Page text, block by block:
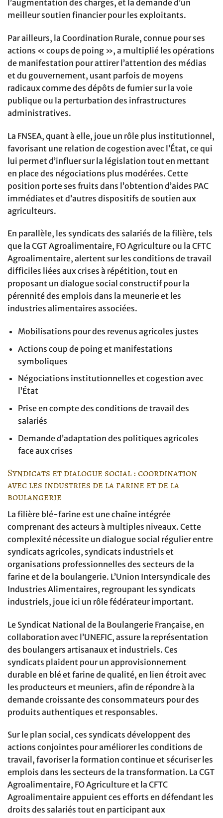
l’augmentation des charges, et la demande d’un
meilleur soutien financier pour les exploitants.
Par ailleurs, la Coordination Rurale, connue pour ses
actions « coups de poing », a multiplié les opérations
de manifestation pour attirer l’attention des médias
et du gouvernement, usant parfois de moyens
radicaux comme des dépôts de fumier sur la voie
publique ou la perturbation des infrastructures
administratives.
La FNSEA, quant à elle, joue un rôle plus institutionnel,
favorisant une relation de cogestion avec l’État, ce qui
lui permet d’influer sur la législation tout en mettant
en place des négociations plus modérées. Cette
position porte ses fruits dans l’obtention d’aides PAC
immédiates et d’autres dispositifs de soutien aux
agriculteurs.
En parallèle, les syndicats des salariés de la filière, tels
que la CGT Agroalimentaire, FO Agriculture ou la CFTC
Agroalimentaire, alertent sur les conditions de travail
difficiles liées aux crises à répétition, tout en
proposant un dialogue social constructif pour la
pérennité des emplois dans la meunerie et les
industries alimentaires associées.
Mobilisations pour des revenus agricoles justes
Actions coup de poing et manifestations
symboliques
Négociations institutionnelles et cogestion avec
l’État
Prise en compte des conditions de travail des
salariés
Demande d’adaptation des politiques agricoles
face aux crises
Syndicats et dialogue social : coordination
avec les industries de la farine et de la
boulangerie
La filière blé-farine est une chaîne intégrée
comprenant des acteurs à multiples niveaux. Cette
complexité nécessite un dialogue social régulier entre
syndicats agricoles, syndicats industriels et
organisations professionnelles des secteurs de la
farine et de la boulangerie. L’Union Intersyndicale des
Industries Alimentaires, regroupant les syndicats
industriels, joue ici un rôle fédérateur important.
Le Syndicat National de la Boulangerie Française, en
collaboration avec l’UNEFIC, assure la représentation
des boulangers artisanaux et industriels. Ces
syndicats plaident pour un approvisionnement
durable en blé et farine de qualité, en lien étroit avec
les producteurs et meuniers, afin de répondre à la
demande croissante des consommateurs pour des
produits authentiques et responsables.
Sur le plan social, ces syndicats développent des
actions conjointes pour améliorer les conditions de
travail, favoriser la formation continue et sécuriser les
emplois dans les secteurs de la transformation. La CGT
Agroalimentaire, FO Agriculture et la CFTC
Agroalimentaire appuient ces efforts en défendant les
droits des salariés tout en participant aux